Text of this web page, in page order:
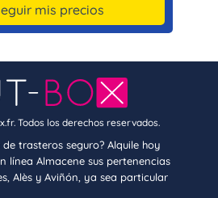
mis precios
Todos los derechos reservados.
trasteros seguro? Alquile hoy
línea Almacene sus pertenencias
Alès y Aviñón, ya sea particular